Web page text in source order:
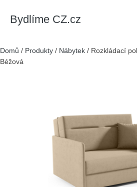
Bydlíme CZ.cz
Domů / Produkty / Nábytek / Rozkládací
Béžová